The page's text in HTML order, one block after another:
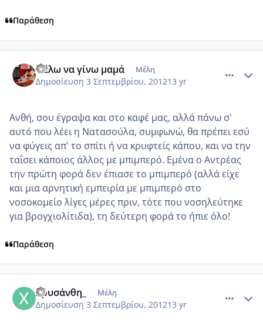
Παράθεση
Θέλω να γίνω μαμά Μέλη
Δημοσίευση 3 Σεπτεμβρίου, 201213 yr
Ανθή, σου έγραψα και στο καφέ μας, αλλά πάνω σ'
αυτό που λέει η Νατασούλα, συμφωνώ, θα πρέπει εσύ
να φύγεις απ' το σπίτι ή να κρυφτείς κάπου, και να την
ταΐσει κάποιος άλλος με μπιμπερό. Εμένα ο Αντρέας
την πρώτη φορά δεν έπιασε το μπιμπερό (αλλά είχε
και μια αρνητική εμπειρία με μπιμπερό στο
νοσοκομείο λίγες μέρες πριν, τότε που νοσηλεύτηκε
για βρογχιολίτιδα), τη δεύτερη φορά το ήπιε όλο!
Παράθεση
Χρυσάνθη_ Μέλη
Δημοσίευση 3 Σεπτεμβρίου, 201213 yr